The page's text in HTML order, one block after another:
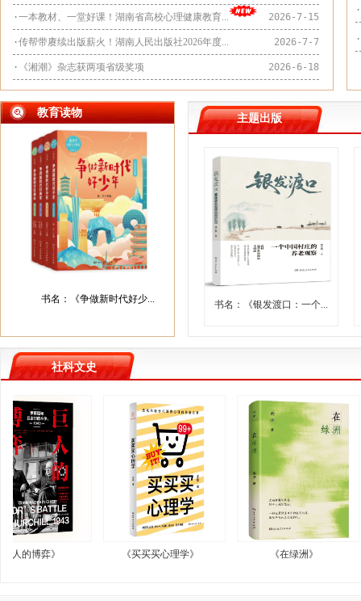
·一本教材、一堂好课！湖南省高校心理健康教育... 2026-7-15
·传帮带赓续出版薪火！湖南人民出版社2026年度... 2026-7-7
· 《湘潮》杂志获两项省级奖项 2026-6-18
·
·
教育读物
书名：《争做新时代好少...
主题出版
书名：《银发渡口：一个...
社科文史
的博弈》 《买买买心理学》 《在绿洲》